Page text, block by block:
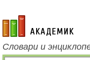
academic.ru
Словари и